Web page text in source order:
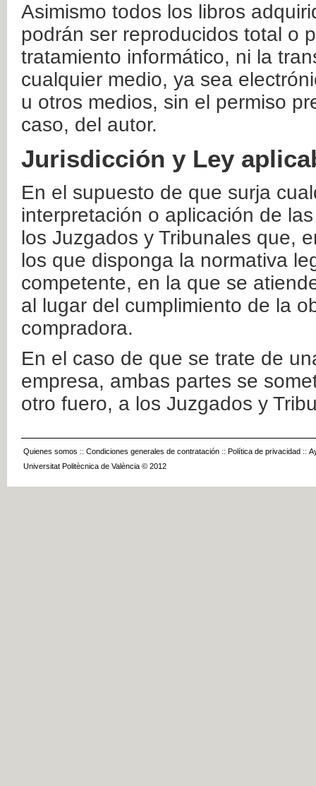
Asimismo todos los libros
podrán ser reproducidos total o
tratamiento informático, ni la
cualquier medio, ya sea
u otros medios, sin el permiso
caso, del autor.
Jurisdicción y Ley
En el supuesto de que surja
interpretación o aplicación de
los Juzgados y Tribunales que,
los que disponga la normativa
competente, en la que se
al lugar del cumplimiento de la
compradora.
En el caso de que se trate de
empresa, ambas partes se
otro fuero, a los Juzgados y
Quienes somos :: Condiciones generales de contratación :: Política de privacidad ::
Universitat Politècnica de València © 2012